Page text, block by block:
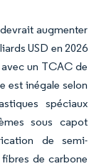
augmenter
USD en 2026
un TCAC de
est inégale selon
spéciaux
sous capot
de semi-
de carbone